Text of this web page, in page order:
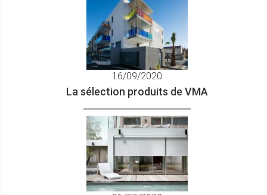
16/09/2020
La sélection produits de VMA